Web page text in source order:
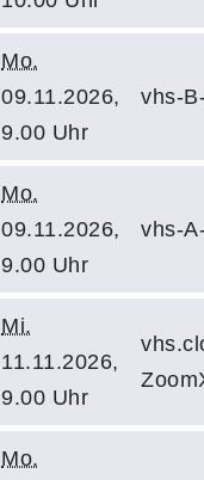
Mo.
09.11.2026,
9.00 Uhr
vhs-
Mo.
09.11.2026,
9.00 Uhr
vhs-
Mi.
11.11.2026,
9.00 Uhr
Mo.